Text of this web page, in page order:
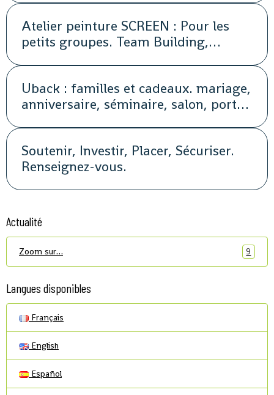
Atelier peinture SCREEN : Pour les
petits groupes. Team Building,
Uback : familles et cadeaux. mariage,
anniversaire, séminaire, salon, portes
Soutenir, Investir, Placer, Sécuriser.
Renseignez-vous.
Actualité
Zoom sur… 9
Langues disponibles
Français
English
Español